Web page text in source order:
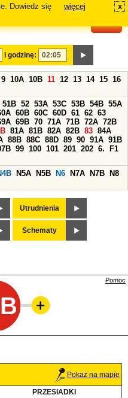
Dowiedz się
więcej x
i godzinę:
9 10A 10B 11 12 13 14 15 16
51B 52 53A 53C 53B 54B 55A
60B 60C 60D 61 62 63
69B 70 71A 71B 72A 72B
81A 81B 82A 82B 83 84A
88B 88C 88D 89 90 91A 91B
99 100 101 201 202 6.
F1
N5A N5B N6 N7A N7B
N8
Utrudnienia
Schematy
Pomoc
Pokaż na mapie
PRZESIADKI